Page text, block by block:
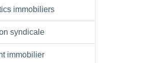
immobiliers
syndicale
immobilier